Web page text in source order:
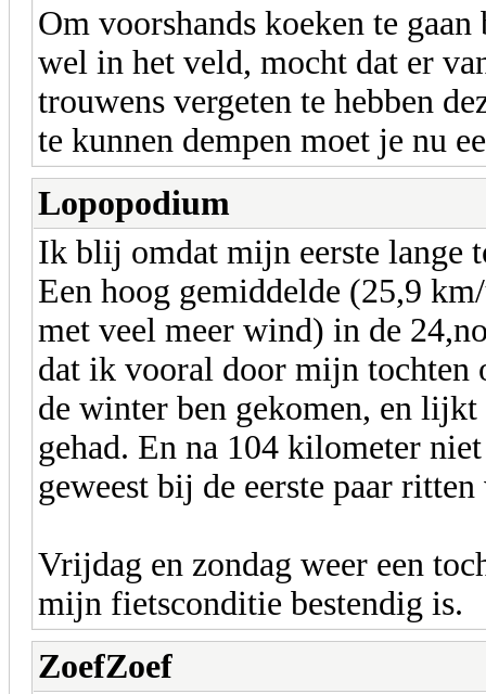
Om voorshands koeken te
wel in het veld, mocht dat er
trouwens vergeten te hebben
te kunnen dempen moet je nu
Lopopodium
Ik blij omdat mijn eerste lange
Een hoog gemiddelde (25,9
met veel meer wind) in de
dat ik vooral door mijn tochten
de winter ben gekomen, en
gehad. En na 104 kilometer
geweest bij de eerste paar
Vrijdag en zondag weer een
mijn fietsconditie bestendig is.
ZoefZoef